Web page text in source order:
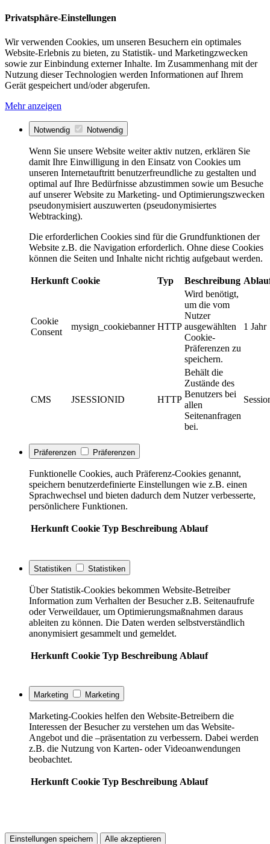
Privatsphäre-Einstellungen
Wir verwenden Cookies, um unseren Besuchern ein optimales
Website-Erlebnis zu bieten, zu Statistik- und Marketingzwecken
sowie zur Einbindung externer Inhalte. Im Zusammenhang mit der
Nutzung dieser Technologien werden Informationen auf Ihrem
Gerät gespeichert und/oder abgerufen.
Mehr anzeigen
Notwendig Notwendig
Wenn Sie unsere Website weiter aktiv nutzen, erklären Sie
damit Ihre Einwilligung in den Einsatz von Cookies um
unseren Internetauftritt benutzerfreundliche zu gestalten und
optimal auf Ihre Bedürfnisse abzustimmen sowie um Besuche
auf unserer Website zu Marketing- und Optimierungszwecken
pseudonymisiert auszuwerten (pseudonymisiertes
Webtracking).
Die erforderlichen Cookies sind für die Grundfunktionen der
Website z.B. die Navigation erforderlich. Ohne diese Cookies
können die Seiten und Inhalte nicht richtig aufgebaut werden.
Herkunft Cookie Typ Beschreibung
Cookie
Consent
mysign_cookiebanner HTTP
Wird benötigt,
um die vom
Nutzer
ausgewählten
Cookie-
Präferenzen zu
speichern.
1 Jahr
CMS JSESSIONID HTTP
Behält die
Zustände des
Benutzers bei
allen
Seitenanfragen
bei.
Präferenzen Präferenzen
Funktionelle Cookies, auch Präferenz-Cookies genannt,
speichern benutzerdefinierte Einstellungen wie z.B. einen
Sprachwechsel und bieten dadurch dem Nutzer verbesserte,
persönlichere Funktionen.
Herkunft Cookie Typ Beschreibung Ablauf
Statistiken Statistiken
Über Statistik-Cookies bekommen Website-Betreiber
Information zum Verhalten der Besucher z.B. Seitenaufrufe
oder Verweildauer, um Optimierungsmaßnahmen daraus
ableiten zu können. Die Daten werden selbstverständlich
anonymisiert gesammelt und gemeldet.
Herkunft Cookie Typ Beschreibung Ablauf
Marketing Marketing
Marketing-Cookies helfen den Website-Betreibern die
Interessen der Besucher zu verstehen um das Website-
Angebot und die –präsentation zu verbessern. Dabei werden
z.B. die Nutzung von Karten- oder Videoanwendungen
beobachtet.
Herkunft Cookie Typ Beschreibung Ablauf
Einstellungen speichern Alle akzeptieren